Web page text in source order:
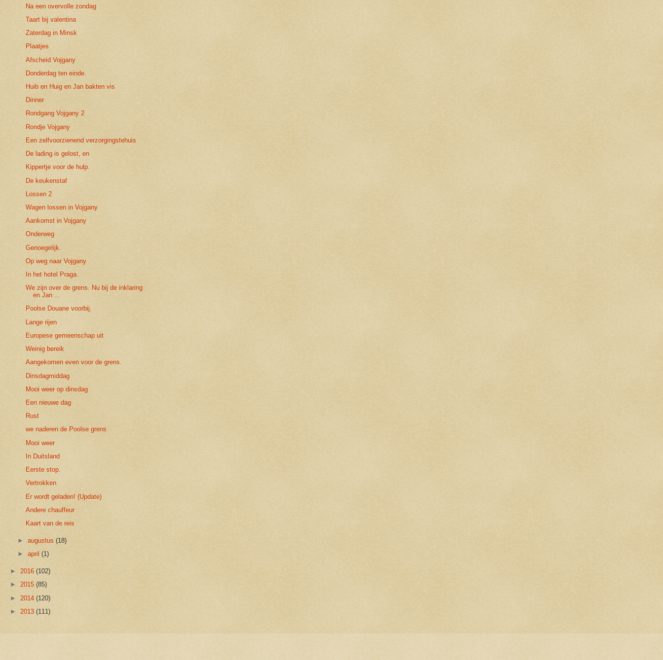
Na een overvolle zondag
Taart bij valentina
Zaterdag in Minsk
Plaatjes
Afscheid Vojgany
Donderdag ten einde.
Huib en Huig en Jan bakten vis
Dinner
Rondgang Vojgany 2
Rondje Vojgany
Een zelfvoorzienend verzorgingstehuis
De lading is gelost, en
Kippertje voor de hulp.
De keukenstaf
Lossen 2
Wagen lossen in Vojgany
Aankomst in Vojgany
Onderweg
Genoegelijk.
Op weg naar Vojgany
In het hotel Praga.
We zijn over de grens. Nu bij de inklaring
en Jan ...
Poolse Douane voorbij.
Lange rijen
Europese gemeenschap uit
Weinig bereik
Aangekomen even voor de grens.
Dinsdagmiddag
Mooi weer op dinsdag
Een nieuwe dag
Rust
we naderen de Poolse grens
Mooi weer
In Duitsland
Eerste stop.
Vertrokken
Er wordt geladen! (Update)
Andere chauffeur
Kaart van de reis
►augustus (18)
►april (1)
► 2016 (102)
► 2015 (85)
► 2014 (120)
► 2013 (111)